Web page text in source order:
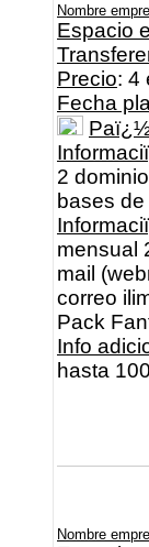
Nombre
Espacio
Precio: 4
Fecha
2
bases
mensual
mail
correo
Pack
Info
hasta
Nombre